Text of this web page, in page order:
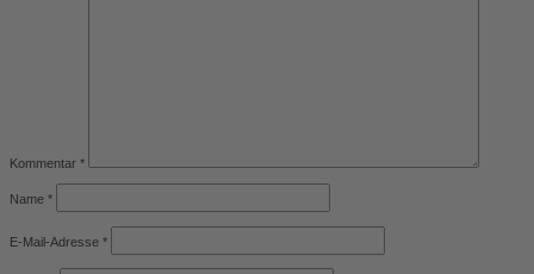
Kommentar *
Name *
E-Mail-Adresse *